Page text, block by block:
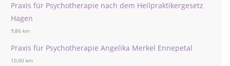
Praxis für Psychotherapie nach dem Heilpraktikergesetz
Hagen
9,86 km
Praxis für Psychotherapie Angelika Merkel Ennepetal
10,00 km